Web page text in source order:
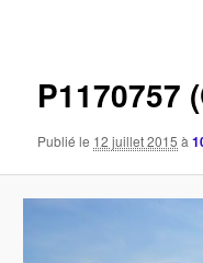
P1170757
Publié le 12 juillet 2015 à